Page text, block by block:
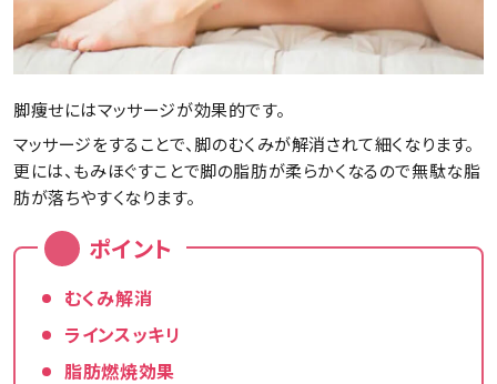
脚痩せにはマッサージが効果的です。
マッサージをすることで、脚のむくみが解消されて細くなります。
更には、もみほぐすことで脚の脂肪が柔らかくなるので無駄な脂
肪が落ちやすくなります。
ポイント
むくみ解消
ラインスッキリ
脂肪燃焼効果